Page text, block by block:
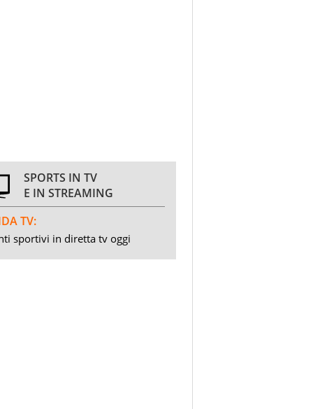
SPORTS IN TV
E IN STREAMING
TV:
sportivi in diretta tv oggi